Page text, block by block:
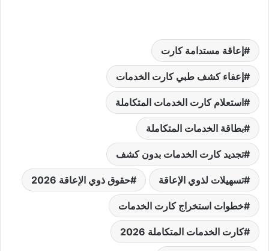
إعاقة مستدامة كارت
إعفاء كشف طبي كارت الخدمات
استعلام كارت الخدمات المتكاملة
بطاقة الخدمات المتكاملة
تجديد كارت الخدمات بدون كشف
تسهيلات لذوي الإعاقة حقوق ذوي الإعاقة 2026
خطوات استخراج كارت الخدمات
كارت الخدمات المتكاملة 2026